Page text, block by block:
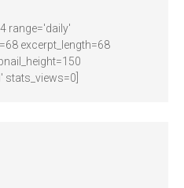
range='daily'
excerpt_length=68
stats_views=0]